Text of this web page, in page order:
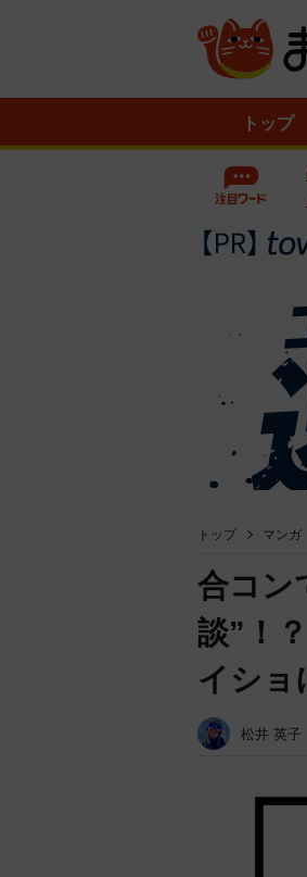
トップ
トップ マンガ
合コン
談”！
イショ
松井 英子